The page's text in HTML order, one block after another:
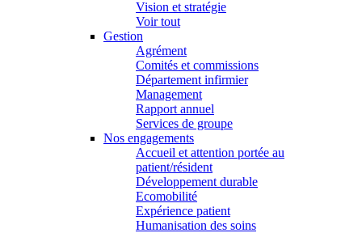
Vision et stratégie
Voir tout
Gestion
Agrément
Comités et commissions
Département infirmier
Management
Rapport annuel
Services de groupe
Nos engagements
Accueil et attention portée au
patient/résident
Développement durable
Ecomobilité
Expérience patient
Humanisation des soins